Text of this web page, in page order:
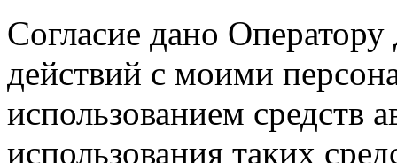
Согласие дано
действий с моими
использованием средств
использования таких